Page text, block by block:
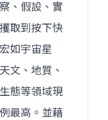
、假設、實
取到按下快
如宇宙星
文、地質、
態等領域現
最高。並藉